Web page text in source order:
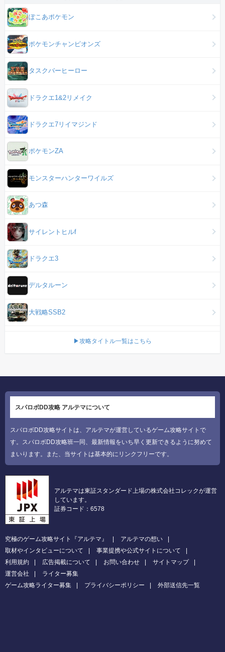
ぽこあポケモン
ポケモンチャンピオンズ
タスクバーヒーロー
ドラクエ1&2リメイク
ドラクエ7リイマジンド
ポケモンZA
モンスターハンターワイルズ
あつ森
サイレントヒルf
ドラクエ3
デルタルーン
大戦略SSB2
▶攻略タイトル一覧はこちら
スパロボDD攻略 アルテマについて
スパロボDD攻略サイトは、アルテマが運営しているゲーム攻略サイトで
す。スパロボDD攻略班一同、最新情報をいち早く更新できるように努めて
まいります。また、当サイトは基本的にリンクフリーです。
アルテマは東証スタンダード上場の株式会社コレックが運営
しています。
証券コード：6578
究極のゲーム攻略サイト『アルテマ』
アルテマの想い
取材やインタビューについて
事業提携や公式サイトについて
利用規約
広告掲載について お問い合わせ
サイトマップ
運営会社
ライター募集
ゲーム攻略ライター募集
プライバシーポリシー 外部送信先一覧